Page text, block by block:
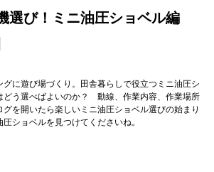
選び！ミニ油圧ショベル編
に遊び場づくり。田舎暮らしで役立つミニ油圧シ
どう選べばよいのか？ 動線、作業内容、作業場所
を開いたら楽しいミニ油圧ショベル選びの始まり
ショベルを見つけてくださいね。